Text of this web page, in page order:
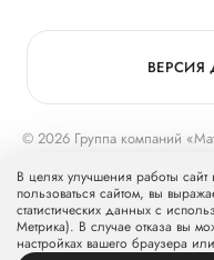
© 2026 Группа компаний
Группу компаний «Мать и
В целях улучшения работы
пользоваться сайтом, вы
статистических данных с
Метрика). В случае отказа вы
настройках вашего браузера